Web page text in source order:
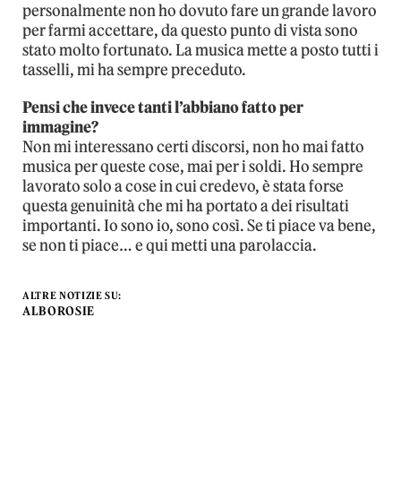
personalmente non ho dovuto fare un grande lavoro
per farmi accettare, da questo punto di vista sono
stato molto fortunato. La musica mette a posto tutti i
tasselli, mi ha sempre preceduto.
Pensi che invece tanti l’abbiano fatto per
immagine?
Non mi interessano certi discorsi, non ho mai fatto
musica per queste cose, mai per i soldi. Ho sempre
lavorato solo a cose in cui credevo, è stata forse
questa genuinità che mi ha portato a dei risultati
importanti. Io sono io, sono così. Se ti piace va bene,
se non ti piace… e qui metti una parolaccia.
ALTRE NOTIZIE SU:
ALBOROSIE